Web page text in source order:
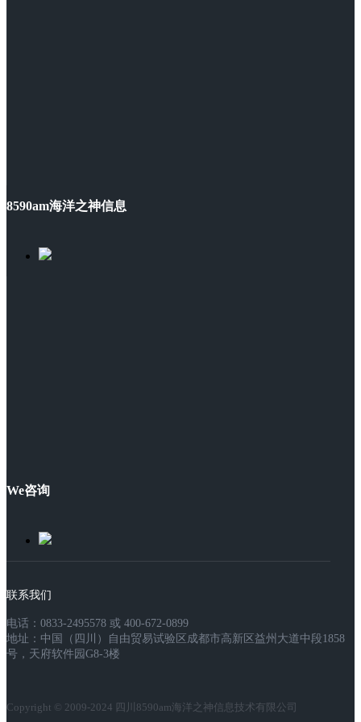
8590am海洋之神信息
We咨询
联系我们
电话：0833-2495578 或 400-672-0899
地址：中国（四川）自由贸易试验区成都市高新区益州大道中段1858
号，天府软件园G8-3楼
Copyright © 2009-2024 四川8590am海洋之神信息技术有限公司